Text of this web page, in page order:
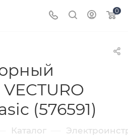
0
(576591)
Каталог